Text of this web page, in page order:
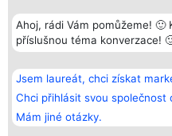
Ahoj, rádi Vám pomůžeme! 🙂
příslušnou téma konverzace!
Jsem laureát, chci získat
Chci přihlásit svou společnost
Mám jiné otázky.
Bright Side Solutions sp. z o.
o. sp. k.
ul. Ruska 22
Wrocław 50-079
KRS 0000749100 | Regon
381313360 | NIP 8943132676